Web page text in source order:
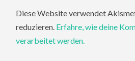
Diese Website verwendet
reduzieren. Erfahre, wie deine
verarbeitet werden.